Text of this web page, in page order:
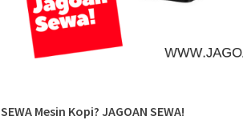
SEWA Mesin Kopi? JAGOAN SEWA!